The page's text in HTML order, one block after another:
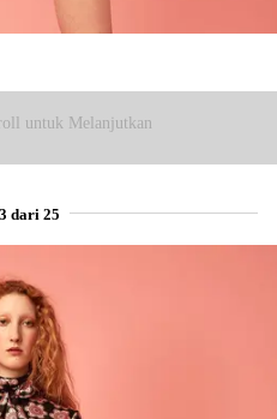
untuk Melanjutkan
dari 25